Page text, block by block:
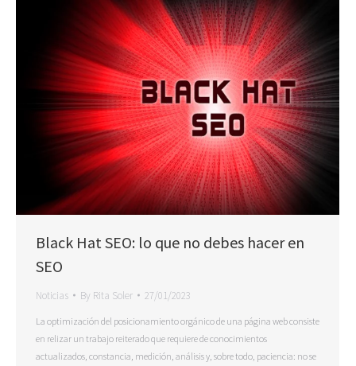
Black Hat SEO: lo que no debes hacer en
SEO
Noticias By Rita Soler 27/01/2023
La optimización del posicionamiento orgánico de una página web consiste
en relizar un trabajo reiterado que requiere de conocimientos
actualizados, constancia, medición, análisis y, sobre todo, paciencia: no se